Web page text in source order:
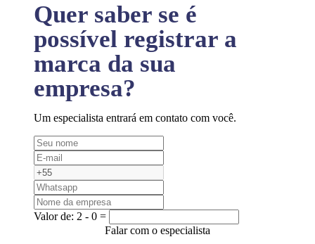
Quer saber se é
possível registrar a
marca da sua
empresa?
Um especialista entrará em contato com você.
Valor de: 2 - 0 =
Falar com o especialista